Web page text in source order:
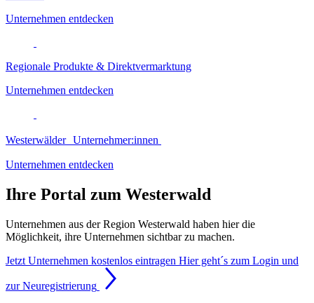
Unternehmen entdecken
Regionale Produkte & Direktvermarktung
Unternehmen entdecken
Westerwälder Unternehmer:innen
Unternehmen entdecken
Ihre Portal zum Westerwald
Unternehmen aus der Region Westerwald haben hier die
Möglichkeit, ihre Unternehmen sichtbar zu machen.
Jetzt Unternehmen kostenlos eintragen Hier geht´s zum Login und
zur Neuregistrierung